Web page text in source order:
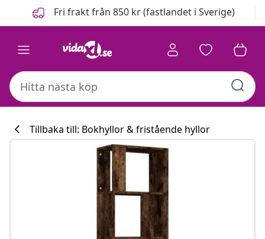
FöregåendeFri frakt från 850 kr (fastlandet i Sverige)
Tillbaka till: Bokhyllor & fristående hyllor